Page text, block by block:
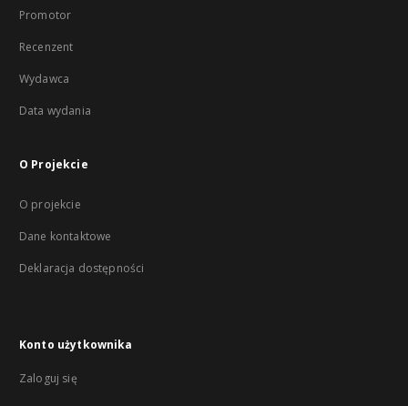
Promotor
Recenzent
Wydawca
Data wydania
O Projekcie
O projekcie
Dane kontaktowe
Deklaracja dostępności
Konto użytkownika
Zaloguj się